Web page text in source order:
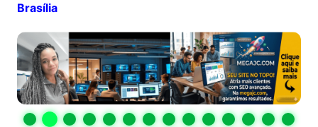
Brasília